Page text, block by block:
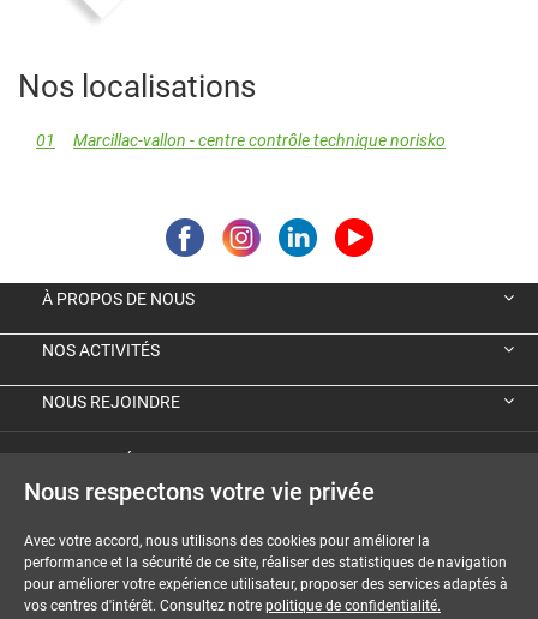
Nos localisations
01 Marcillac-vallon - centre contrôle technique norisko
À PROPOS DE NOUS
NOS ACTIVITÉS
NOUS REJOINDRE
MENTIONS LÉGALES
Nous respectons votre vie privée
Avec votre accord, nous utilisons des cookies pour améliorer la
performance et la sécurité de ce site, réaliser des statistiques de navigation
pour améliorer votre expérience utilisateur, proposer des services adaptés à
vos centres d'intérêt. Consultez notre politique de confidentialité.